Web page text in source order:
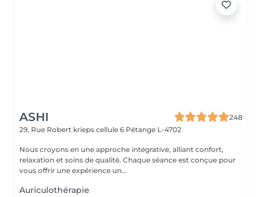
ASHI
248
29, Rue Robert krieps cellule 6 Pétange L-4702
Nous croyons en une approche intégrative, alliant confort,
relaxation et soins de qualité. Chaque séance est conçue pour
vous offrir une expérience un...
Auriculothérapie